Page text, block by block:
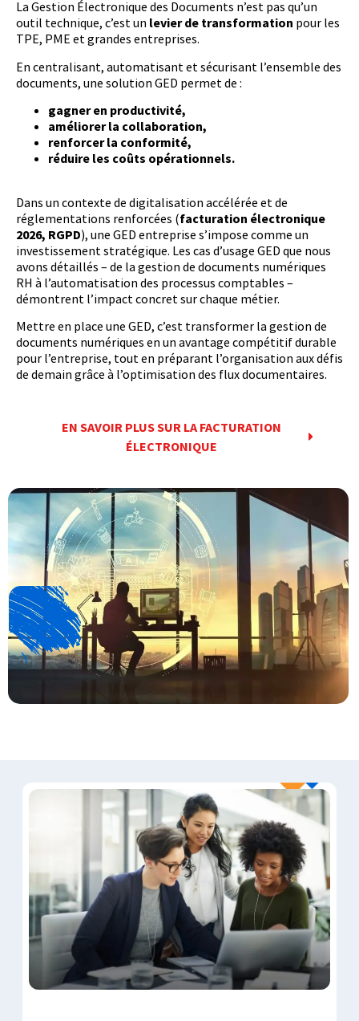
La Gestion Électronique des Documents n’est pas qu’un
outil technique, c’est un levier de transformation pour les
TPE, PME et grandes entreprises.
En centralisant, automatisant et sécurisant l’ensemble des
documents, une solution GED permet de :
gagner en productivité,
améliorer la collaboration,
renforcer la conformité,
réduire les coûts opérationnels.
Dans un contexte de digitalisation accélérée et de
réglementations renforcées (facturation électronique
2026, RGPD), une GED entreprise s’impose comme un
investissement stratégique. Les cas d’usage GED que nous
avons détaillés – de la gestion de documents numériques
RH à l’automatisation des processus comptables –
démontrent l’impact concret sur chaque métier.
Mettre en place une GED, c’est transformer la gestion de
documents numériques en un avantage compétitif durable
pour l’entreprise, tout en préparant l’organisation aux défis
de demain grâce à l’optimisation des flux documentaires.
EN SAVOIR PLUS SUR LA FACTURATION
ÉLECTRONIQUE